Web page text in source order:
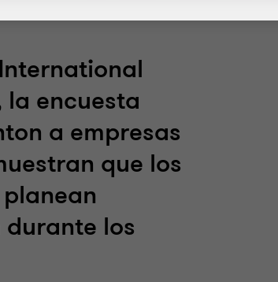
la encuesta
a empresas
que los
los